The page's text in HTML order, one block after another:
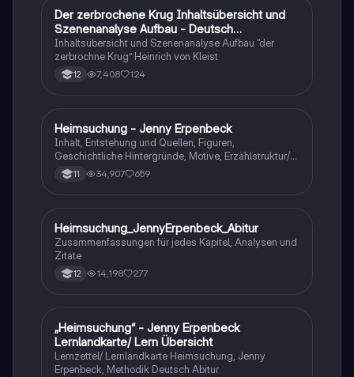
Deutsch
Der zerbrochene Krug Inhaltsübersicht und
Szenenanalyse Aufbau - Deutsch
Q1/Q2/Abitur
Inhaltsübersicht und Szenenanalyse Aufbau “der
zerbrochne Krug” Heinrich von Kleist
12 7,408 124
Deutsch
Heimsuchung - Jenny Erpenbeck
Inhalt, Entstehung und Quellen, Figuren,
Geschichtliche Hintergründe, Motive, Erzählstruktur/-
stil 11 34,907 659
Deutsch
Heimsuchung_JennyErpenbeck_Abitur
Zusammenfassungen für jedes Kapitel, Analysen und
Zitate
12 14,198 277
Deutsch
„Heimsuchung“ - Jenny Erpenbeck
Lernlandkarte/ Lern Übersicht
Lernzettel/ Lernlandkarte Heimsuchung, Jenny
Erpenbeck, Methodik Deutsch Abitur